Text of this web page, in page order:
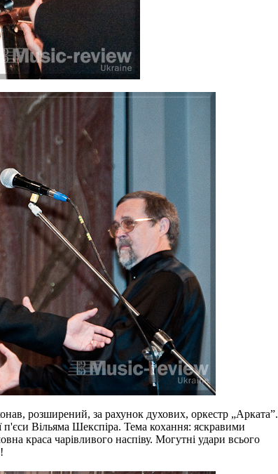
розширений, за рахунок духових, оркестр „Арката”.
Вільяма Шекспіра. Тема кохання: яскравими
краса чарівливого наспіву. Могутні удари всього